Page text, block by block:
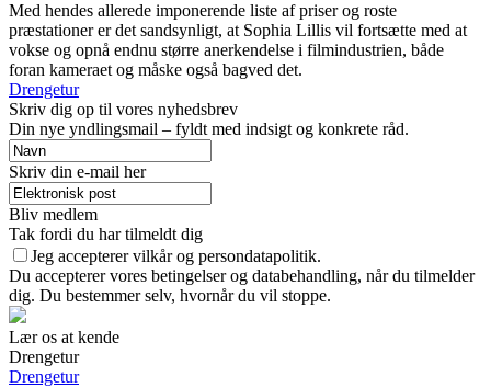
Med hendes allerede imponerende liste af priser og roste
præstationer er det sandsynligt, at Sophia Lillis vil fortsætte med at
vokse og opnå endnu større anerkendelse i filmindustrien, både
foran kameraet og måske også bagved det.
Drengetur
Skriv dig op til vores nyhedsbrev
Din nye yndlingsmail – fyldt med indsigt og konkrete råd.
Skriv din e-mail her
Bliv medlem
Tak fordi du har tilmeldt dig
Jeg accepterer vilkår og persondatapolitik.
Du accepterer vores betingelser og databehandling, når du tilmelder
dig. Du bestemmer selv, hvornår du vil stoppe.
Lær os at kende
Drengetur
Drengetur